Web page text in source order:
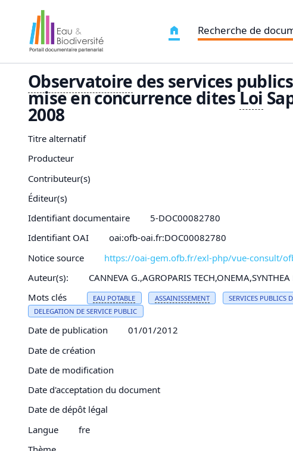
Recherche de
Observatoire des services
mise en concurrence ditesLoi
2008
Titre alternatif
Producteur
Contributeur(s)
Éditeur(s)
Identifiant documentaire
5-DOC00082780
Identifiant OAI
oai:ofb-oai.fr:DOC00082780
Notice source
https://oai-gem.ofb.fr/exl-php/vue-consult/
Auteur(s):
CANNEVA G.,AGROPARIS TECH,ONEMA,SYNTHEA
Mots clés
EAU POTABLE ASSAINISSEMENT SERVICES PUBLICS
DELEGATION DE SERVICE PUBLIC
Date de publication
01/01/2012
Date de création
Date de modification
Date d'acceptation du document
Date de dépôt légal
Langue
fre